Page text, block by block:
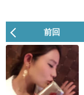
前回